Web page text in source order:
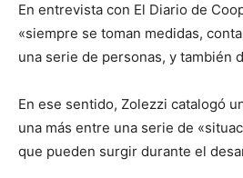
En entrevista con El Diario de
«siempre se toman medidas,
una serie de personas, y también
En ese sentido, Zolezzi catalogó
una más entre una serie de
que pueden surgir durante el